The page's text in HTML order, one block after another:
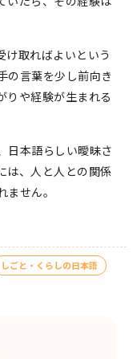
け取ればよいという
の言葉を少し前向き
りや経験が生まれる
日本語らしい曖昧さ
は、人と人との関係
せん。
しごと・くらしの日本語